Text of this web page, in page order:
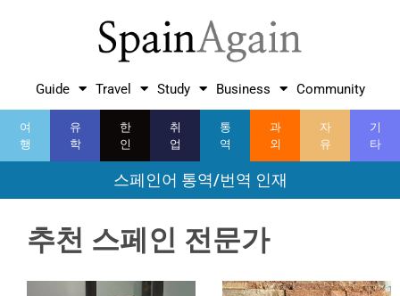
Guide Travel Study Business Community
여
행
유
학
한
인
취
업
통
역
과
외
자
유
기
타
스페인어 통역/번역 인재
추천 스페인 전문가